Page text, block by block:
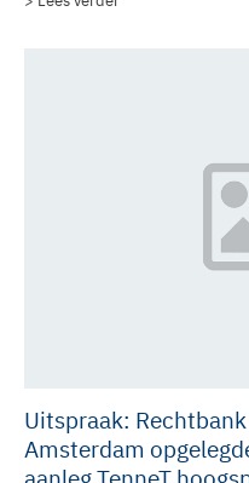
Uitspraak:
Amsterdam